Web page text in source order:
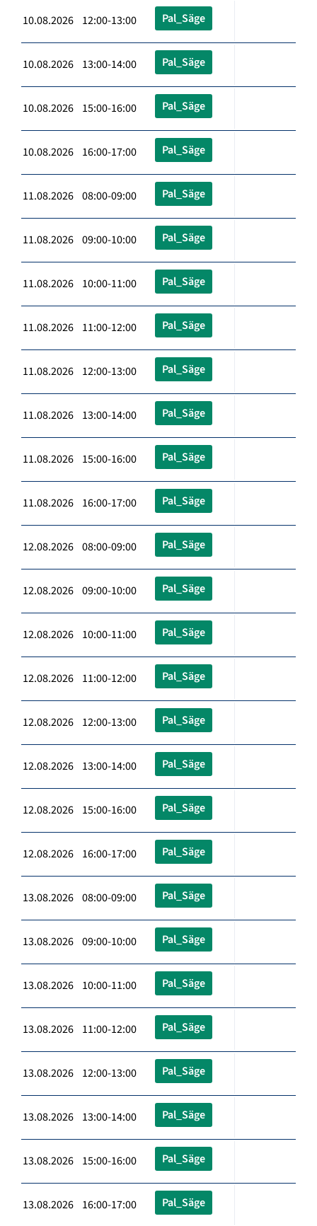
10.08.2026 12:00-13:00 Pal_Säge
10.08.2026 13:00-14:00 Pal_Säge
10.08.2026 15:00-16:00 Pal_Säge
10.08.2026 16:00-17:00 Pal_Säge
11.08.2026 08:00-09:00 Pal_Säge
11.08.2026 09:00-10:00 Pal_Säge
11.08.2026 10:00-11:00 Pal_Säge
11.08.2026 11:00-12:00 Pal_Säge
11.08.2026 12:00-13:00 Pal_Säge
11.08.2026 13:00-14:00 Pal_Säge
11.08.2026 15:00-16:00 Pal_Säge
11.08.2026 16:00-17:00 Pal_Säge
12.08.2026 08:00-09:00 Pal_Säge
12.08.2026 09:00-10:00 Pal_Säge
12.08.2026 10:00-11:00 Pal_Säge
12.08.2026 11:00-12:00 Pal_Säge
12.08.2026 12:00-13:00 Pal_Säge
12.08.2026 13:00-14:00 Pal_Säge
12.08.2026 15:00-16:00 Pal_Säge
12.08.2026 16:00-17:00 Pal_Säge
13.08.2026 08:00-09:00 Pal_Säge
13.08.2026 09:00-10:00 Pal_Säge
13.08.2026 10:00-11:00 Pal_Säge
13.08.2026 11:00-12:00 Pal_Säge
13.08.2026 12:00-13:00 Pal_Säge
13.08.2026 13:00-14:00 Pal_Säge
13.08.2026 15:00-16:00 Pal_Säge
13.08.2026 16:00-17:00 Pal_Säge